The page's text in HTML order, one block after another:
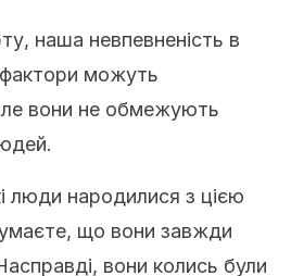
наша невпевненість в
фактори можуть
вони не обмежують
люди народилися з цією
що вони завжди
вони колись були